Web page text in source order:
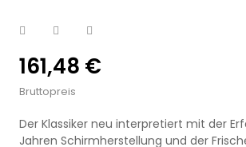
161,48 €
Bruttopreis
Der Klassiker neu interpretiert mit der
Jahren Schirmherstellung und der